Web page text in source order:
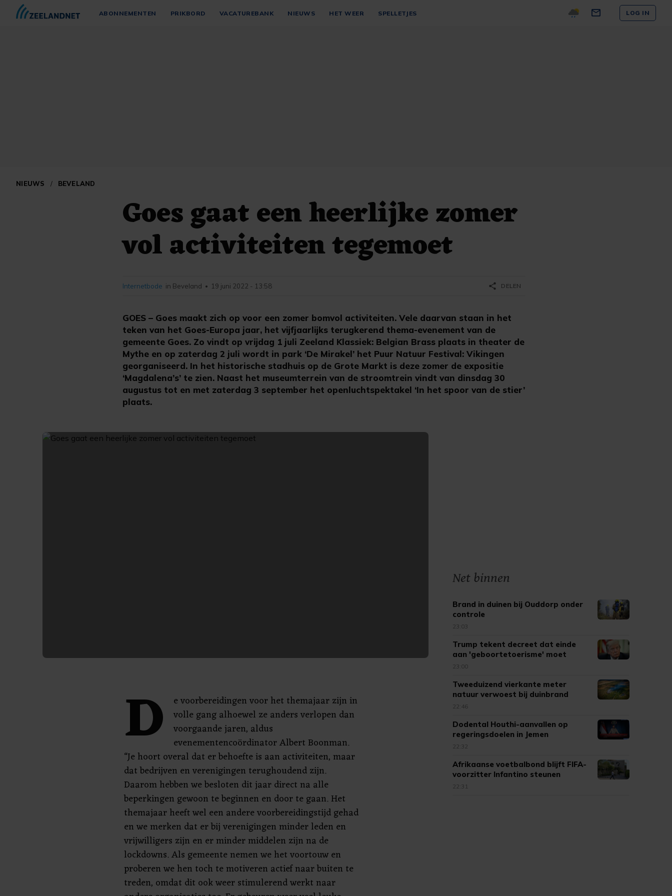
ABONNEMENTEN PRIKBORD VACATUREBANK NIEUWS HET WEER SPELLETJES LOG IN
NIEUWS / BEVELAND
Goes gaat een heerlijke zomer
vol activiteiten tegemoet
GOES – Goes maakt zich op voor een zomer bomvol activiteiten. Vele daarvan staan in het
teken van het Goes-Europa jaar, het vijfjaarlijks terugkerend thema-evenement van de
gemeente Goes. Zo vindt op vrijdag 1 juli Zeeland Klassiek: Belgian Brass plaats in theater de
Mythe en op zaterdag 2 juli wordt in park ‘De Mirakel’ het Puur Natuur Festival: Vikingen
georganiseerd. In het historische stadhuis op de Grote Markt is deze zomer de expositie
‘Magdalena’s’ te zien. Naast het museumterrein van de stroomtrein vindt van dinsdag 30
augustus tot en met zaterdag 3 september het openluchtspektakel ‘In het spoor van de stier’
plaats.
Internetbode in Beveland • 19 juni 2022 - 13:58 share DELEN
D
e voorbereidingen voor het themajaar zijn in
volle gang alhoewel ze anders verlopen dan
voorgaande jaren, aldus
evenementencoördinator Albert Boonman.
“Je hoort overal dat er behoefte is aan activiteiten, maar
dat bedrijven en verenigingen terughoudend zijn.
Daarom hebben we besloten dit jaar direct na alle
beperkingen gewoon te beginnen en door te gaan. Het
themajaar heeft wel een andere voorbereidingstijd gehad
en we merken dat er bij verenigingen minder leden en
vrijwilligers zijn en er minder middelen zijn na de
lockdowns. Als gemeente nemen we het voortouw en
proberen we hen toch te motiveren actief naar buiten te
treden, omdat dit ook weer stimulerend werkt naar
Net binnen
Brand in duinen bij Ouddorp onder
controle
23:03
Trump tekent decreet dat einde
aan 'geboortetoerisme' moet
maken
23:00
Tweeduizend vierkante meter
natuur verwoest bij duinbrand
Ouddorp
22:46
Dodental Houthi-aanvallen op
regeringsdoelen in Jemen
opgelopen
22:32
Afrikaanse voetbalbond blijft FIFA-
voorzitter Infantino steunen
22:31